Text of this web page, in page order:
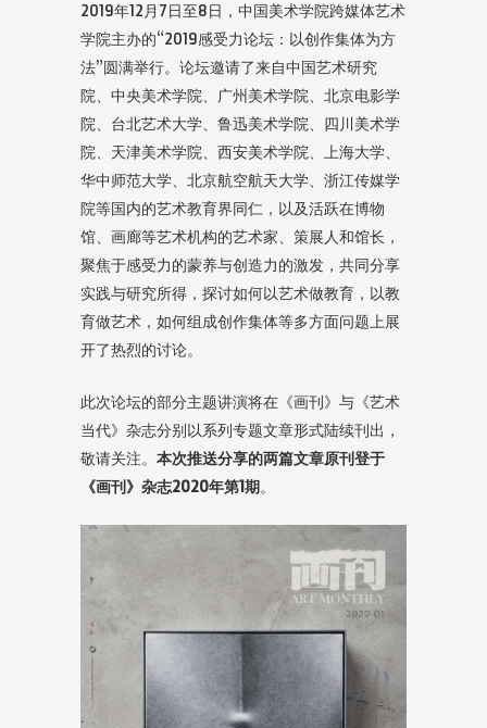
2019年12月7日至8日，中国美术学院跨媒体艺术
学院主办的“2019感受力论坛：以创作集体为方
法”圆满举行。论坛邀请了来自中国艺术研究
院、中央美术学院、广州美术学院、北京电影学
院、台北艺术大学、鲁迅美术学院、四川美术学
院、天津美术学院、西安美术学院、上海大学、
华中师范大学、北京航空航天大学、浙江传媒学
院等国内的艺术教育界同仁，以及活跃在博物
馆、画廊等艺术机构的艺术家、策展人和馆长，
聚焦于感受力的蒙养与创造力的激发，共同分享
实践与研究所得，探讨如何以艺术做教育，以教
育做艺术，如何组成创作集体等多方面问题上展
开了热烈的讨论。
此次论坛的部分主题讲演将在《画刊》与《艺术
当代》杂志分别以系列专题文章形式陆续刊出，
敬请关注。 本次推送分享的两篇文章原刊登于
《画刊》杂志2020年第1期。